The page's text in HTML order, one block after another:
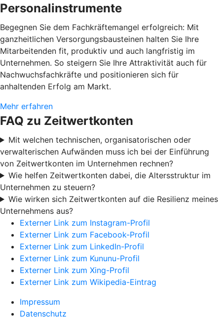
Personalinstrumente
Begegnen Sie dem Fachkräftemangel erfolgreich: Mit
ganzheitlichen Versorgungsbausteinen halten Sie Ihre
Mitarbeitenden fit, produktiv und auch langfristig im
Unternehmen. So steigern Sie Ihre Attraktivität auch für
Nachwuchsfachkräfte und positionieren sich für
anhaltenden Erfolg am Markt.
Mehr erfahren
FAQ zu Zeitwertkonten
Mit welchen technischen, organisatorischen oder
verwalterischen Aufwänden muss ich bei der Einführung
von Zeitwertkonten im Unternehmen rechnen?
Wie helfen Zeitwertkonten dabei, die Altersstruktur im
Unternehmen zu steuern?
Wie wirken sich Zeitwertkonten auf die Resilienz meines
Unternehmens aus?
Externer Link zum Instagram-Profil
Externer Link zum Facebook-Profil
Externer Link zum LinkedIn-Profil
Externer Link zum Kununu-Profil
Externer Link zum Xing-Profil
Externer Link zum Wikipedia-Eintrag
Impressum
Datenschutz